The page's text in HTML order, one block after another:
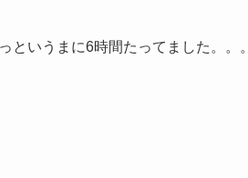
というまに6時間たってました。。。